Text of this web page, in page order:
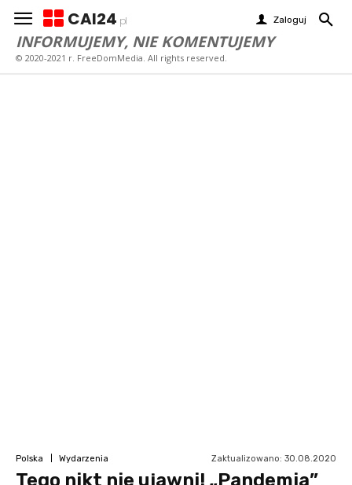
CAI24 pl Zaloguj
INFORMUJEMY, NIE KOMENTUJEMY
© 2020-2021 r. FreeDomMedia. All rights reserved.
Polska Wydarzenia Zaktualizowano: 30.08.2020
Tego nikt nie ujawni! „Pandemia”